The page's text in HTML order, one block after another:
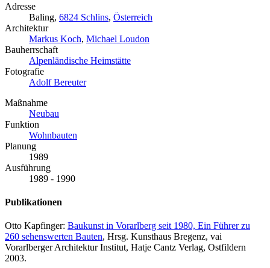
Adresse
Baling, 6824 Schlins, Österreich
Architektur
Markus Koch, Michael Loudon
Bauherrschaft
Alpenländische Heimstätte
Fotografie
Adolf Bereuter
Maßnahme
Neubau
Funktion
Wohnbauten
Planung
1989
Ausführung
1989 - 1990
Publikationen
Otto Kapfinger: Baukunst in Vorarlberg seit 1980, Ein Führer zu
260 sehenswerten Bauten, Hrsg. Kunsthaus Bregenz, vai
Vorarlberger Architektur Institut, Hatje Cantz Verlag, Ostfildern
2003.